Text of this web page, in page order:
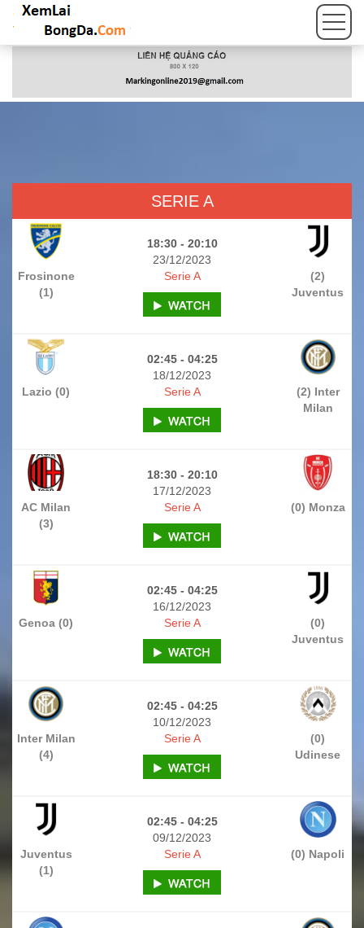
SERIE A
18:30 - 20:10
23/12/2023
Frosinone
(1)
(2)
Juventus
Serie A
02:45 - 04:25
18/12/2023
Lazio (0)
(2) Inter
Milan
Serie A
18:30 - 20:10
17/12/2023
AC Milan
(3)
(0) Monza
Serie A
02:45 - 04:25
16/12/2023
Genoa (0)
(0)
Juventus
Serie A
02:45 - 04:25
10/12/2023
Inter Milan
(4)
(0)
Udinese
Serie A
02:45 - 04:25
09/12/2023
Juventus
(1)
(0) Napoli
Serie A